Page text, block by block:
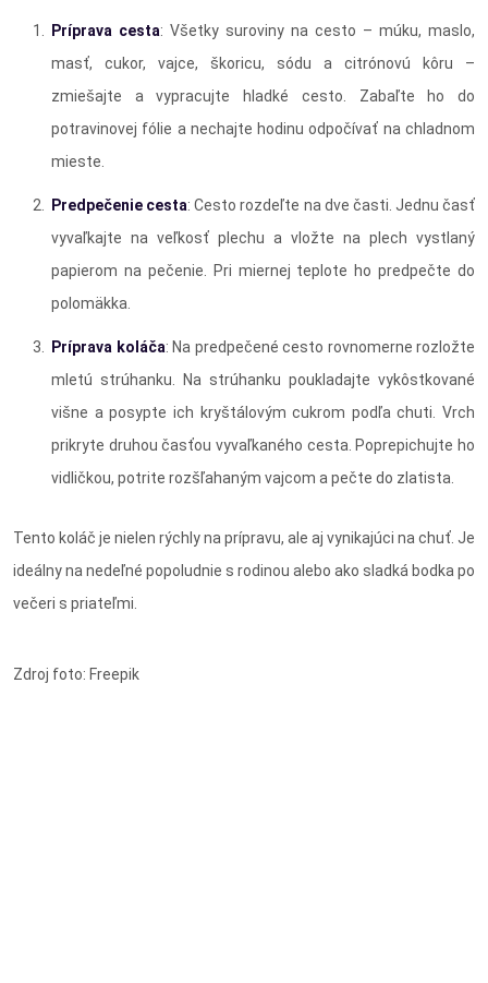
Príprava cesta: Všetky suroviny na cesto – múku, maslo,
masť, cukor, vajce, škoricu, sódu a citrónovú kôru –
zmiešajte a vypracujte hladké cesto. Zabaľte ho do
potravinovej fólie a nechajte hodinu odpočívať na chladnom
mieste.
Predpečenie cesta: Cesto rozdeľte na dve časti. Jednu časť
vyvaľkajte na veľkosť plechu a vložte na plech vystlaný
papierom na pečenie. Pri miernej teplote ho predpečte do
polomäkka.
Príprava koláča: Na predpečené cesto rovnomerne rozložte
mletú strúhanku. Na strúhanku poukladajte vykôstkované
višne a posypte ich kryštálovým cukrom podľa chuti. Vrch
prikryte druhou časťou vyvaľkaného cesta. Poprepichujte ho
vidličkou, potrite rozšľahaným vajcom a pečte do zlatista.
Tento koláč je nielen rýchly na prípravu, ale aj vynikajúci na chuť. Je
ideálny na nedeľné popoludnie s rodinou alebo ako sladká bodka po
večeri s priateľmi.
Zdroj foto: Freepik